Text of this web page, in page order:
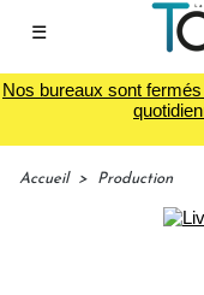
☰
Nos bureaux sont
Accueil > Production